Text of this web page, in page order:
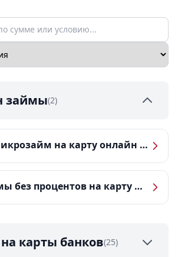
займы(2)
Срочный микрозайм на карту онлайн — получить деньги за 5 минут
Микрозаймы без процентов на карту — ТОП-10 за 2026 год
карты банков(25)